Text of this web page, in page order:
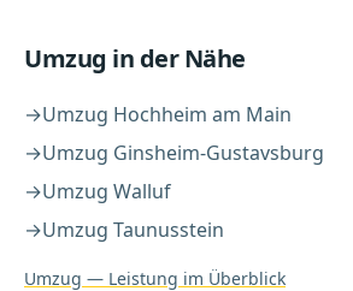
Umzug in der Nähe
→Umzug Hochheim am Main
→Umzug Ginsheim-Gustavsburg
→Umzug Walluf
→Umzug Taunusstein
Umzug — Leistung im Überblick